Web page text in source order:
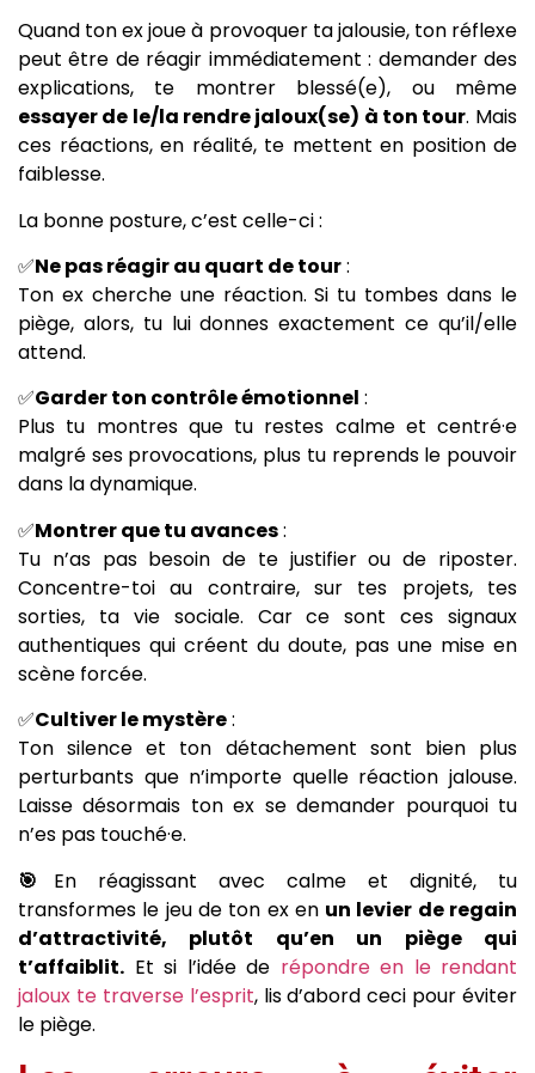
Quand ton ex joue à provoquer ta jalousie, ton réflexe
peut être de réagir immédiatement : demander des
explications, te montrer blessé(e), ou même
essayer de le/la rendre jaloux(se) à ton tour. Mais
ces réactions, en réalité, te mettent en position de
faiblesse.
La bonne posture, c’est celle-ci :
✅Ne pas réagir au quart de tour:
Ton ex cherche une réaction. Si tu tombes dans le
piège, alors, tu lui donnes exactement ce qu’il/elle
attend.
✅Garder ton contrôle émotionnel :
Plus tu montres que tu restes calme et centré·e
malgré ses provocations, plus tu reprends le pouvoir
dans la dynamique.
✅Montrer que tu avances:
Tu n’as pas besoin de te justifier ou de riposter.
Concentre-toi au contraire, sur tes projets, tes
sorties, ta vie sociale. Car ce sont ces signaux
authentiques qui créent du doute, pas une mise en
scène forcée.
✅Cultiver le mystère:
Ton silence et ton détachement sont bien plus
perturbants que n’importe quelle réaction jalouse.
Laisse désormais ton ex se demander pourquoi tu
n’es pas touché·e.
🎯 En réagissant avec calme et dignité, tu
transformes le jeu de ton ex en un levier de regain
d’attractivité, plutôt qu’en un piège qui
t’affaiblit. Et si l’idée de répondre en le rendant
jaloux te traverse l’esprit, lis d’abord ceci pour éviter
le piège.